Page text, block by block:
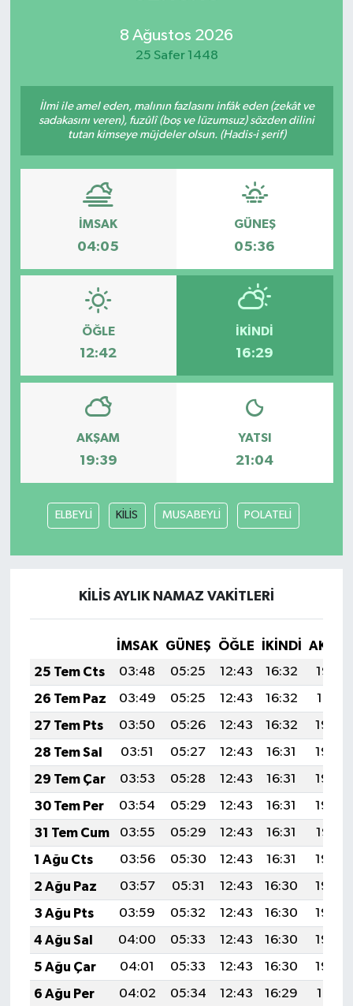
8 Ağustos 2026
25 Safer 1448
İlmi ile amel eden, malının fazlasını infâk eden (zekât ve
sadakasını veren), fuzûlî (boş ve lüzumsuz) sözden dilini
tutan kimseye müjdeler olsun. (Hadis-i şerif)
İMSAK
04:05
GÜNEŞ
05:36
ÖĞLE
12:42
İKINDI
16:29
AKŞAM
19:39
YATSI
21:04
ELBEYLİ KİLİS MUSABEYLİ POLATELİ
KİLİS AYLIK NAMAZ VAKITLERI
İMSAK GÜNEŞ ÖĞLE İKINDI
25 Tem Cts
03:48 05:25 12:43 16:32
19:52
26 Tem Paz
03:49 05:25 12:43 16:32
19:51
27 Tem Pts
03:50 05:26 12:43 16:32
19:50
28 Tem Sal
03:51 05:27 12:43 16:31
19:49
29 Tem Çar
03:53 05:28 12:43 16:31
19:48
30 Tem Per
03:54 05:29 12:43 16:31
19:48
31 Tem Cum
03:55 05:29 12:43 16:31
19:47
1 Ağu Cts
03:56 05:30 12:43 16:31
19:46
2 Ağu Paz
03:57 05:31 12:43 16:30
19:45
3 Ağu Pts
03:59 05:32 12:43 16:30
19:44
4 Ağu Sal
04:00 05:33 12:43 16:30
19:43
5 Ağu Çar
04:01 05:33 12:43 16:30
19:42
6 Ağu Per
04:02 05:34 12:43 16:29
19:41
Yaşam